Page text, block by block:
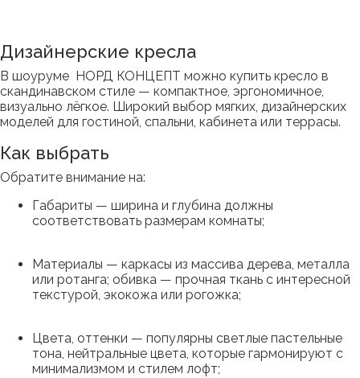
Дизайнерские кресла
В шоуруме НОРД КОНЦЕПТ можно купить кресло в
скандинавском стиле — компактное, эргономичное,
визуально лёгкое. Широкий выбор мягких, дизайнерских
моделей для гостиной, спальни, кабинета или террасы.
Как выбрать
Обратите внимание на:
Габариты — ширина и глубина должны
соответствовать размерам комнаты;
Материалы — каркасы из массива дерева, металла
или ротанга; обивка — прочная ткань с интересной
текстурой, экокожа или рогожка;
Цвета, оттенки — популярны светлые пастельные
тона, нейтральные цвета, которые гармонируют с
минимализмом и стилем лофт;